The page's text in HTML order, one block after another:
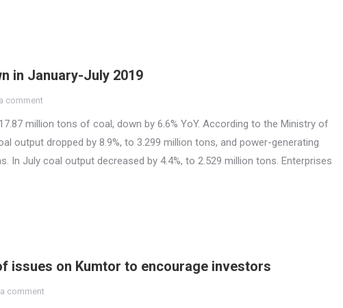
in January-July 2019
comment
million tons of coal, down by 6.6% YoY. According to the Ministry of
output dropped by 8.9%, to 3.299 million tons, and power-generating
In July coal output decreased by 4.4%, to 2.529 million tons. Enterprises
issues on Kumtor to encourage investors
comment